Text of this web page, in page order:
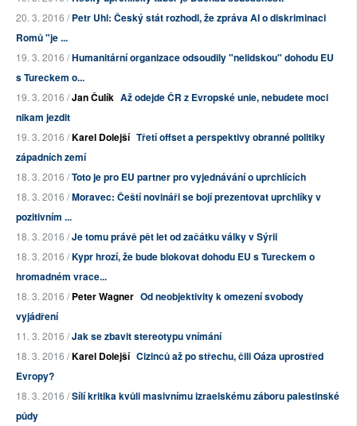
20. 3. 2016 /Petr Uhl: Český stát rozhodl, že zpráva AI o diskriminaci
Romů "je ...
19. 3. 2016 /Humanitární organizace odsoudily "nelidskou" dohodu EU
s Tureckem o...
19. 3. 2016 /Jan Čulík Až odejde ČR z Evropské unie, nebudete moci
nikam jezdit
19. 3. 2016 /Karel Dolejší Třetí offset a perspektivy obranné politiky
západních zemí
18. 3. 2016 /Toto je pro EU partner pro vyjednávání o uprchlících
18. 3. 2016 /Moravec: Čeští novináři se bojí prezentovat uprchlíky v
pozitivním ...
18. 3. 2016 /Je tomu právě pět let od začátku války v Sýrii
18. 3. 2016 /Kypr hrozí, že bude blokovat dohodu EU s Tureckem o
hromadném vrace...
18. 3. 2016 /Peter Wagner Od neobjektivity k omezení svobody
vyjádření
11. 3. 2016 /Jak se zbavit stereotypu vnímání
18. 3. 2016 /Karel Dolejší Cizinců až po střechu, čili Oáza uprostřed
Evropy?
18. 3. 2016 /Sílí kritika kvůli masivnímu izraelskému záboru palestinské
půdy